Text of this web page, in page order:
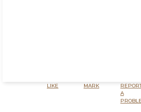
LIKE MARK
A